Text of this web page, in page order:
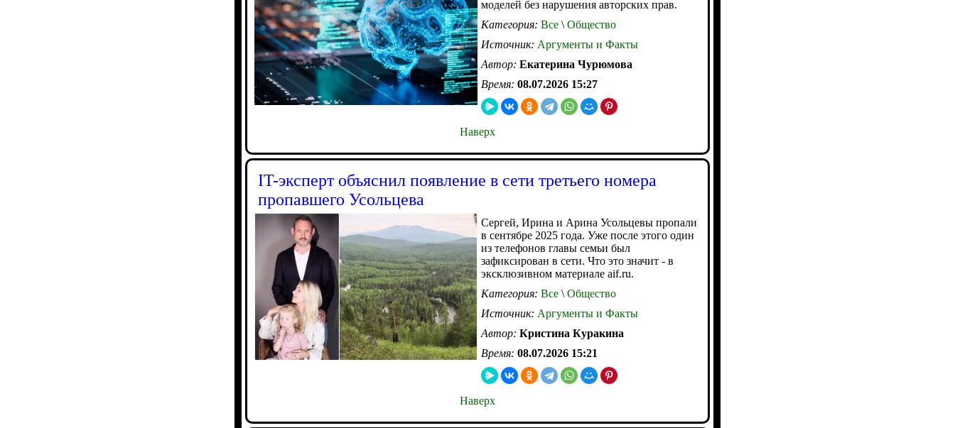
моделей без нарушения авторских прав.
Категория: Все \ Общество
Источник: Аргументы и Факты
Автор: Екатерина Чурюмова
Время: 08.07.2026 15:27
Наверх
IT-эксперт объяснил появление в сети третьего номера
пропавшего Усольцева
Сергей, Ирина и Арина Усольцевы пропали
в сентябре 2025 года. Уже после этого один
из телефонов главы семьи был
зафиксирован в сети. Что это значит - в
эксклюзивном материале aif.ru.
Категория: Все \ Общество
Источник: Аргументы и Факты
Автор: Кристина Куракина
Время: 08.07.2026 15:21
Наверх